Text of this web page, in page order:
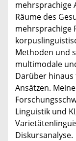
mehrsprachige
Räume des
mehrsprachige
Methoden und
multimodale
Darüber
Ansätzen.
Linguistik und
Diskursanalyse.